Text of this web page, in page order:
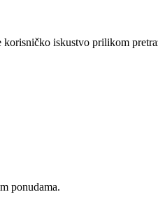
iskustvo prilikom
ponudama.